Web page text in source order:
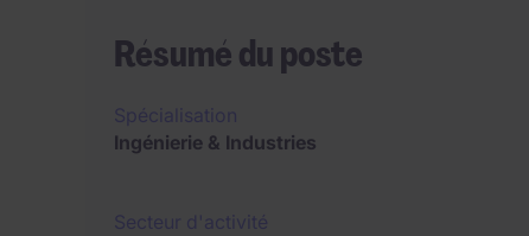
Résumé du poste
Ingénierie & Industries